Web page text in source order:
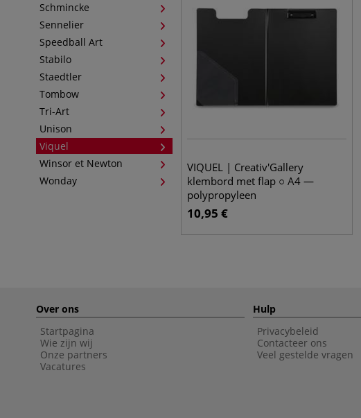
Schmincke
Sennelier
Speedball Art
Stabilo
Staedtler
Tombow
Tri-Art
Unison
Viquel
Winsor et Newton
Wonday
VIQUEL | Creativ'Gallery
klembord met flap ○ A4 —
polypropyleen
10,95 €
Over ons
Startpagina
Wie zijn wij
Onze partners
Vacatures
Hulp
Privacybeleid
Contacteer ons
Veel gestelde vragen